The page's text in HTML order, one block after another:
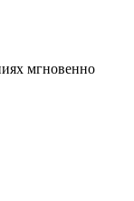
мгновенно